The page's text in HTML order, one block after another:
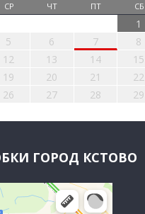
СР ЧТ ПТ СБ
1
5 6 7 8
12 13 14 15
19 20 21 22
26 27 28 29
ГОРОД КСТОВО